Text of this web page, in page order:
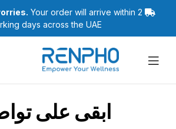
Your order will arrive within 2
days across the UAE.
رينفو
ابقى على